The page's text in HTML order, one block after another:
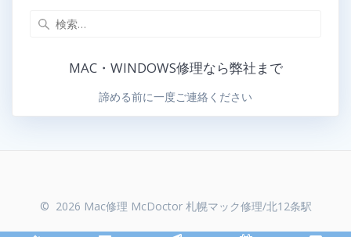
MAC・WINDOWS修理なら弊社まで
諦める前に一度ご連絡ください
© 2026 Mac修理 McDoctor 札幌マック修理/北12条駅